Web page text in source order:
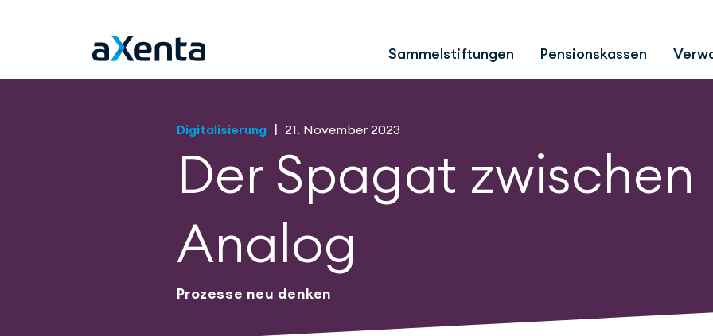
Sammelstiftungen Pensionskassen
Digitalisierung | 21. November 2023
Der Spagat
Analog
Prozesse neu denken